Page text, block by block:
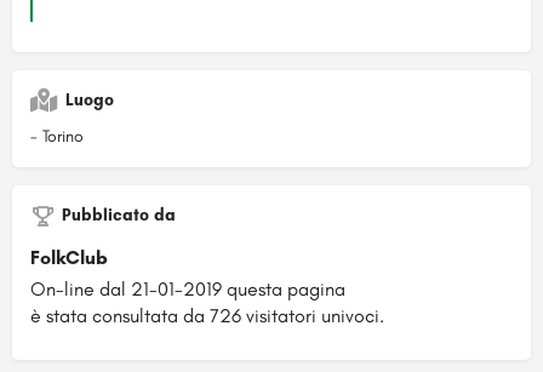
Luogo
- Torino
Pubblicato da
FolkClub
On-line dal 21-01-2019 questa pagina
è stata consultata da 726 visitatori univoci.